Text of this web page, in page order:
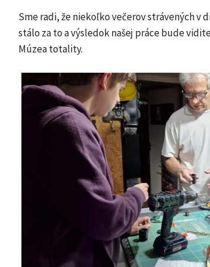
Sme radi, že niekoľko večerov strávených
stálo za to a výsledok našej práce bude
Múzea totality.